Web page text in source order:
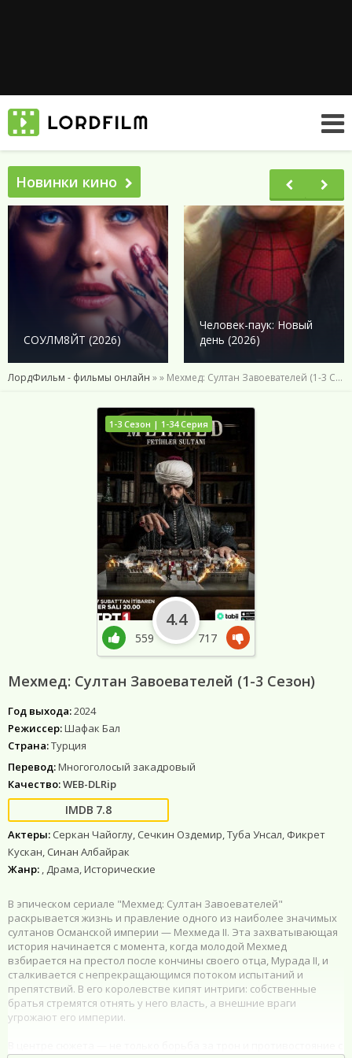
Новинки кино
СОУЛМ8ЙТ (2026)
Человек-паук: Новый
день (2026)
ЛордФильм - фильмы онлайн »» Мехмед: Султан Завоевателей (1-3 Сезон)
Мехмед: Султан Завоевателей (1-3 Сезон)
Год выхода:2024
Режиссер:Шафак Бал
Страна:Турция
Перевод:Многоголосый закадровый
Качество:WEB-DLRip
7.8
Актеры: Серкан Чайоглу, Сечкин Оздемир, Туба Унсал, Фикрет
Кускан, Синан Албайрак
Жанр: , Драма, Исторические
В эпическом сериале "Мехмед: Султан Завоевателей"
раскрывается жизнь и правление одного из наиболее значимых
султанов Османской империи — Мехмеда II. Эта захватывающая
история начинается с момента, когда молодой Мехмед
взбирается на престол после кончины своего отца, Мурада II, и
сталкивается с непрекращающимся потоком испытаний и
препятствий. В его королевстве кипят интриги: собственные
братья стремятся отнять у него власть, а внешние враги
угрожают его империи.
1-3 Сезон | 1-34 Серия
559
4.4
717